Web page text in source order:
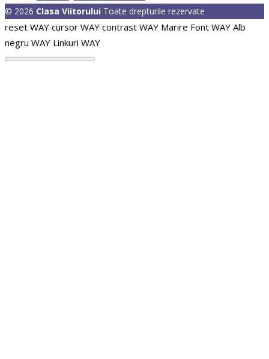
© 2026 Clasa Viitorului Toate drepturile rezervate
reset WAY cursor WAY contrast WAY Marire Font WAY Alb
negru WAY Linkuri WAY